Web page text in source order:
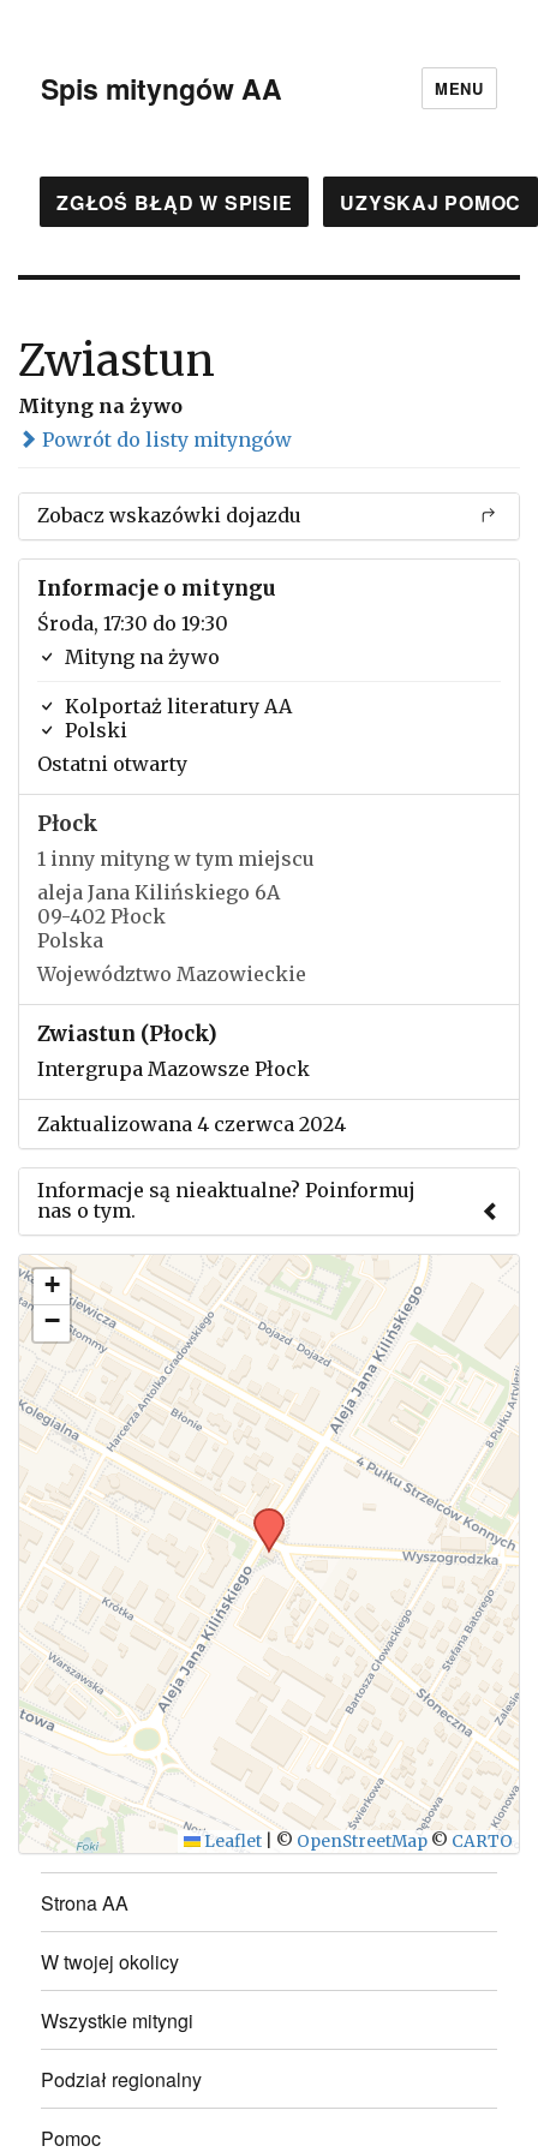
Spis mityngów AA MENU
ZGŁOŚ BŁĄD W SPISIE UZYSKAJ POMOC
Zwiastun
Mityng na żywo
Powrót do listy mityngów
Zobacz wskazówki dojazdu
Informacje o mityngu
Środa, 17:30 do 19:30
Mityng na żywo
Kolportaż literatury AA
Polski
Ostatni otwarty
Płock
1 inny mityng w tym miejscu
aleja Jana Kilińskiego 6A
09-402 Płock
Polska
Województwo Mazowieckie
Zwiastun (Płock)
Intergrupa Mazowsze Płock
Zaktualizowana 4 czerwca 2024
Informacje są nieaktualne? Poinformuj
nas o tym.
Użyj tego formularza aby przesłać informację o
zmianach w powyższym mityngu.
WYŚLIJ
+
−
Leaflet © OpenStreetMap © CARTO
Strona AA
W twojej okolicy
Wszystkie mityngi
Podział regionalny
Pomoc